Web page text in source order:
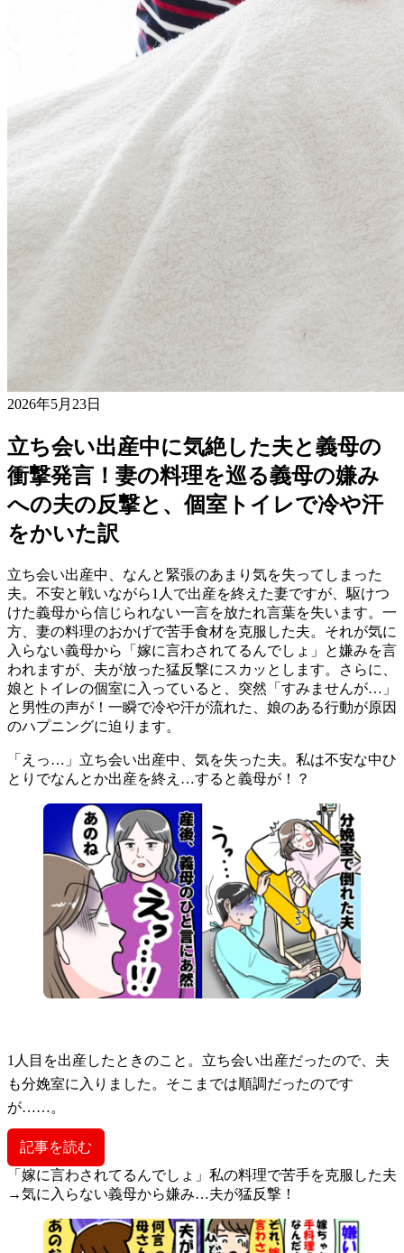
2026年5月23日
立ち会い出産中に気絶した夫と義母の
衝撃発言！妻の料理を巡る義母の嫌み
への夫の反撃と、個室トイレで冷や汗
をかいた訳
立ち会い出産中、なんと緊張のあまり気を失ってしまった
夫。不安と戦いながら1人で出産を終えた妻ですが、駆けつ
けた義母から信じられない一言を放たれ言葉を失います。一
方、妻の料理のおかげで苦手食材を克服した夫。それが気に
入らない義母から「嫁に言わされてるんでしょ」と嫌みを言
われますが、夫が放った猛反撃にスカッとします。さらに、
娘とトイレの個室に入っていると、突然「すみませんが…」
と男性の声が！一瞬で冷や汗が流れた、娘のある行動が原因
のハプニングに迫ります。
「えっ…」立ち会い出産中、気を失った夫。私は不安な中ひ
とりでなんとか出産を終え…すると義母が！？
1人目を出産したときのこと。立ち会い出産だったので、夫
も分娩室に入りました。そこまでは順調だったのです
が……。
記事を読む
「嫁に言わされてるんでしょ」私の料理で苦手を克服した夫
→気に入らない義母から嫌み…夫が猛反撃！